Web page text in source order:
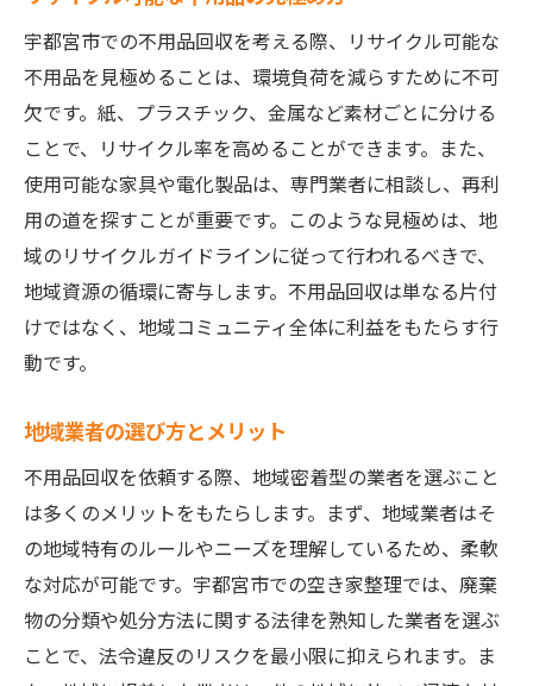
い空き家整理
リサイクル可能な不用品の分類法
環境に配慮した回収方法の選択
リサイクルセンターとの連携方法
廃棄物を減らすための創意工夫
地域資源を活かしたリサイクル活動
環境に優しい生活を目指して
宇都宮市の不用品回収で実現する快適な住空間
の作り方
整理整頓のコツとメリット
快適な住空間を維持するテクニック
不用品回収後のインテリアコーディネート
不用品回収の成功例から学ぶ居住改善
宇都宮市での不用品回収を考える際、リサイクル可能な
不用品を見極めることは、環境負荷を減らすために不可
欠です。紙、プラスチック、金属など素材ごとに分ける
ことで、リサイクル率を高めることができます。また、
使用可能な家具や電化製品は、専門業者に相談し、再利
用の道を探すことが重要です。このような見極めは、地
域のリサイクルガイドラインに従って行われるべきで、
地域資源の循環に寄与します。不用品回収は単なる片付
けではなく、地域コミュニティ全体に利益をもたらす行
動です。
地域業者の選び方とメリット
不用品回収を依頼する際、地域密着型の業者を選ぶこと
は多くのメリットをもたらします。まず、地域業者はそ
の地域特有のルールやニーズを理解しているため、柔軟
な対応が可能です。宇都宮市での空き家整理では、廃棄
物の分類や処分方法に関する法律を熟知した業者を選ぶ
ことで、法令違反のリスクを最小限に抑えられます。ま